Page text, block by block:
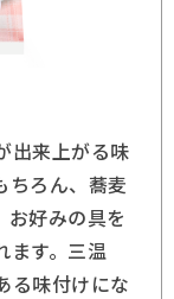
出来上がる味
ちろん、蕎麦
お好みの具を
ます。三温
る味付けにな